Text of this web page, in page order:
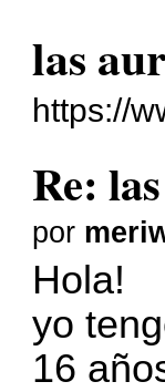
las
https://
Re:
por
Hola!
yo
16